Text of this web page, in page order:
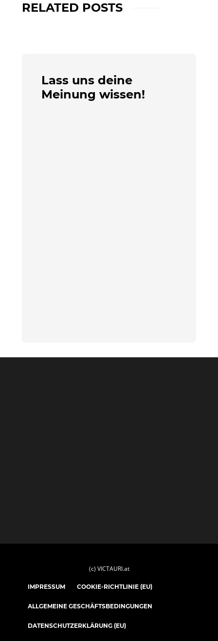
RELATED POSTS
Lass uns deine
Meinung wissen!
(c) VICTAURI.at
IMPRESSUM COOKIE-RICHTLINIE (EU)
ALLGEMEINE GESCHÄFTSBEDINGUNGEN
DATENSCHUTZERKLÄRUNG (EU)